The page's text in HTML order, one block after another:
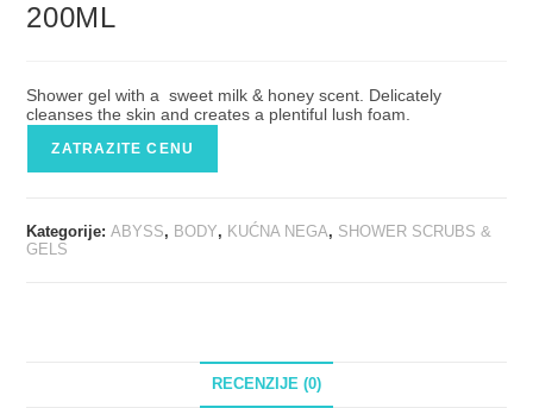
200ML
Shower gel with a sweet milk & honey scent. Delicately
cleanses the skin and creates a plentiful lush foam.
ZATRAZITE CENU
Kategorije:ABYSS, BODY, KUĆNA NEGA, SHOWER SCRUBS &
GELS
RECENZIJE (0)